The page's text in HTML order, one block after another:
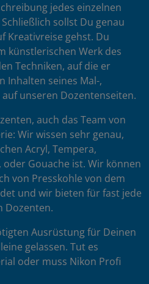
jedes einzelnen
sollst Du genau
Kreativreise gehst. Du
künstlerischen Werk des
Techniken, auf die er
Inhalten seines Mal-,
unseren Dozentenseiten.
auch das Team von
Wir wissen sehr genau,
Acryl, Tempera,
Gouache ist. Wir können
von Presskohle von dem
und wir bieten für fast jede
Dozenten.
Ausrüstung für Deinen
gelassen. Tut es
oder muss Nikon Profi